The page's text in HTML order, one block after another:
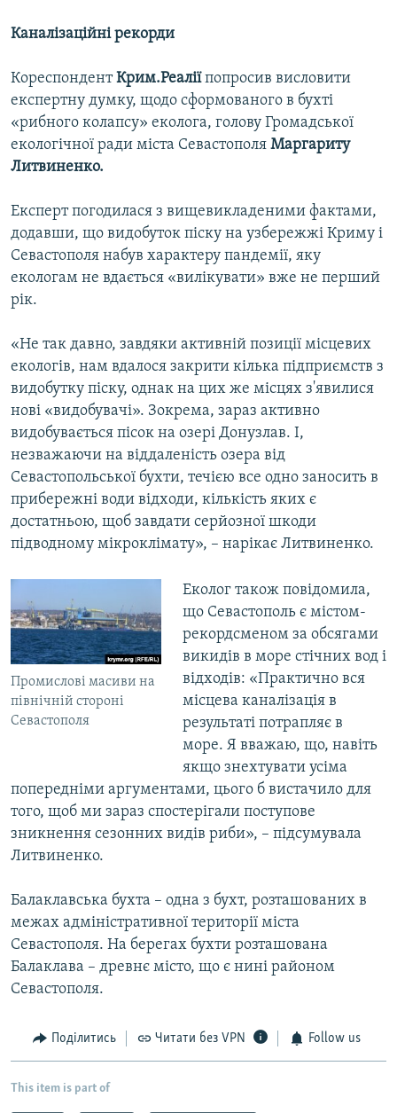
Каналізаційні рекорди
КореспондентКрим.Реаліїпопросив висловити
експертну думку, щодо сформованого в бухті
«рибного колапсу» еколога, голову Громадської
екологічної ради міста Севастополя Маргариту
Литвиненко.
Експерт погодилася з вищевикладеними фактами,
додавши, що видобуток піску на узбережжі Криму і
Севастополя набув характеру пандемії, яку
екологам не вдається «вилікувати» вже не перший
рік.
«Не так давно, завдяки активній позиції місцевих
екологів, нам вдалося закрити кілька підприємств з
видобутку піску, однак на цих же місцях з'явилися
нові «видобувачі». Зокрема, зараз активно
видобувається пісок на озері Донузлав. І,
незважаючи на віддаленість озера від
Севастопольської бухти, течією все одно заносить в
прибережні води відходи, кількість яких є
достатньою, щоб завдати серйозної шкоди
підводному мікроклімату», – нарікає Литвиненко.
Промислові масиви на
північній стороні
Севастополя
Еколог також повідомила,
що Севастополь є містом-
рекордсменом за обсягами
викидів в море стічних вод і
відходів: «Практично вся
місцева каналізація в
результаті потрапляє в
море. Я вважаю, що, навіть
якщо знехтувати усіма
попередніми аргументами, цього б вистачило для
того, щоб ми зараз спостерігали поступове
зникнення сезонних видів риби», – підсумувала
Литвиненко.
Балаклавська бухта – одна з бухт, розташованих в
межах адміністративної території міста
Севастополя. На берегах бухти розташована
Балаклава – древнє місто, що є нині районом
Севастополя.
Поділитись Читати без VPN Follow us
This item is part of